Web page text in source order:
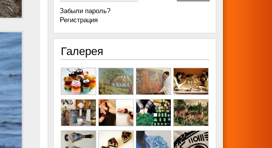
Забыли пароль?
Регистрация
Галерея